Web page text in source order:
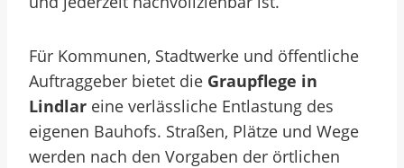
Für Kommunen, Stadtwerke und öffentliche
Auftraggeber bietet die Graupflege in
Lindlar eine verlässliche Entlastung des
eigenen Bauhofs. Straßen, Plätze und Wege
werden nach den Vorgaben der örtlichen